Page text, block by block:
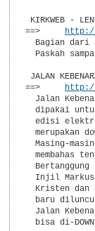
KIRKWEB -
==>
http://
Bagian dari
Paskah
JALAN
==>
http://
Jalan
dipakai
edisi
merupakan
Masing-
membahas
Bertanggung
Injil
Kristen dan
baru
Jalan
bisa di-